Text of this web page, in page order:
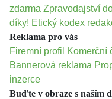
zdarma Zpravodajství
díky! Etický kodex
Reklama pro vás
Firemní profil
Komerční
Bannerová reklama
inzerce
Buďte v obraze s naším